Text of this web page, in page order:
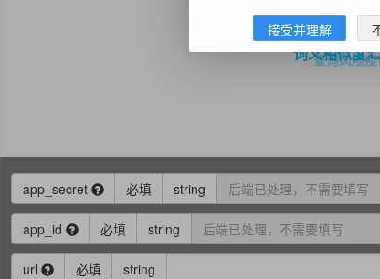
基金财务数据
词义相似度
指定线路交通态势
查询风险
app_secret 必填 string
app_id 必填 string
url 必填 string
接受并理解